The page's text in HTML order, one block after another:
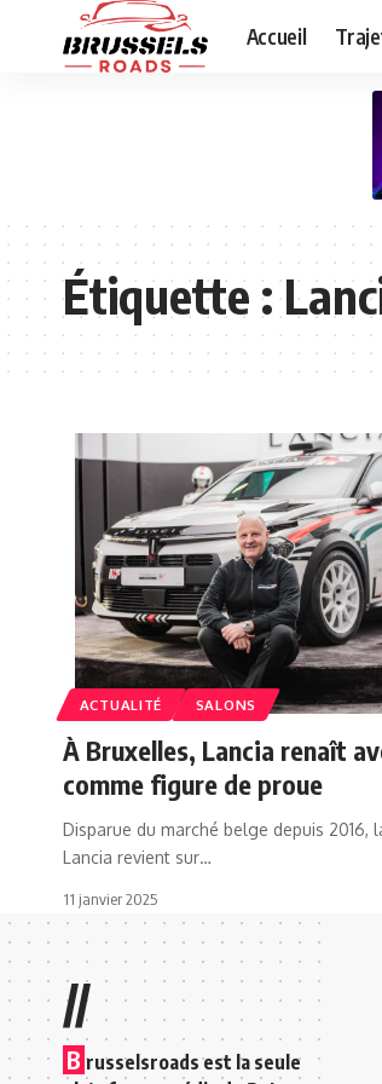
Accueil
Étiquette :
ACTUALITÉ SALONS
À Bruxelles, Lancia renaît
comme figure de proue
Disparue du marché belge depuis 2016,
Lancia revient sur…
11 janvier 2025
//
B russelsroads est la seule